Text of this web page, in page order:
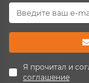
Я прочитал и
соглашение